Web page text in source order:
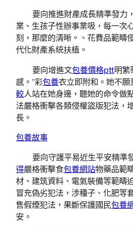
要向推進財產成長精準發力
業、生孩子性辦事業吸，每一次
刻，那麼的清晰。、花費品範疇
代化財產系統扶植。
要向增進文包養價格ptt明繁
感。”彩包養衣立即附和。她不願
較人站在她身邊，聽她的命令做
法嚴格衝擊各類侵權盜版犯法，
長。
包養故事
要向守護平易近生平安精準
得嚴格衝擊食包養網站物藥品範
材、建筑資料、電氣裝備等範疇
冒充偽劣犯法，涉種子、化肥等
售假煙犯法，果斷保護國民包養
安。